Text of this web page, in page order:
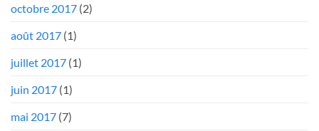
octobre 2017 (2)
août 2017 (1)
juillet 2017 (1)
juin 2017 (1)
mai 2017 (7)